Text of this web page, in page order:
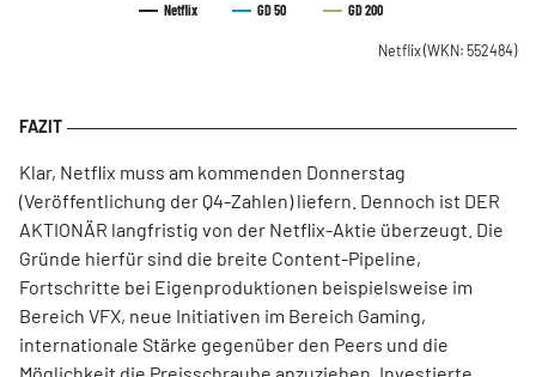
Netflix GD 50 GD 200
Netflix(WKN: 552484)
Klar, Netflix muss am kommenden Donnerstag
(Veröffentlichung der Q4-Zahlen) liefern. Dennoch ist DER
AKTIONÄR langfristig von der Netflix-Aktie überzeugt. Die
Gründe hierfür sind die breite Content-Pipeline,
Fortschritte bei Eigenproduktionen beispielsweise im
Bereich VFX, neue Initiativen im Bereich Gaming,
internationale Stärke gegenüber den Peers und die